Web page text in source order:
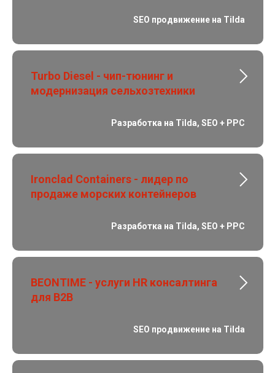
SEO продвижение на Tilda
Turbo Diesel - чип-тюнинг и
модернизация сельхозтехники
Разработка на Tilda, SEO + PPC
Ironclad Containers - лидер по
продаже морских контейнеров
Разработка на Tilda, SEO + PPC
BEONTIME - услуги HR консалтинга
для B2B
SEO продвижение на Tilda